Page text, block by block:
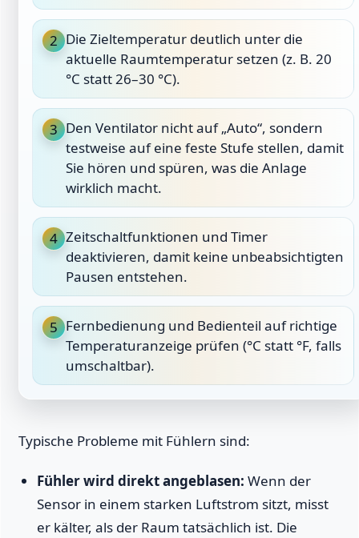
2 Die Zieltemperatur deutlich unter die
aktuelle Raumtemperatur setzen (z. B. 20
°C statt 26–30 °C).
3 Den Ventilator nicht auf „Auto“, sondern
testweise auf eine feste Stufe stellen, damit
Sie hören und spüren, was die Anlage
wirklich macht.
4 Zeitschaltfunktionen und Timer
deaktivieren, damit keine unbeabsichtigten
Pausen entstehen.
5 Fernbedienung und Bedienteil auf richtige
Temperaturanzeige prüfen (°C statt °F, falls
umschaltbar).
Typische Probleme mit Fühlern sind:
Fühler wird direkt angeblasen: Wenn der
Sensor in einem starken Luftstrom sitzt, misst
er kälter, als der Raum tatsächlich ist. Die